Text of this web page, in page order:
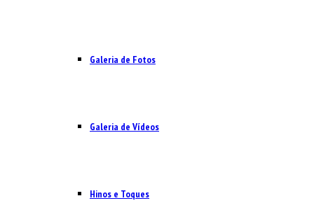
Galeria de Fotos
Galeria de Vídeos
Hinos e Toques